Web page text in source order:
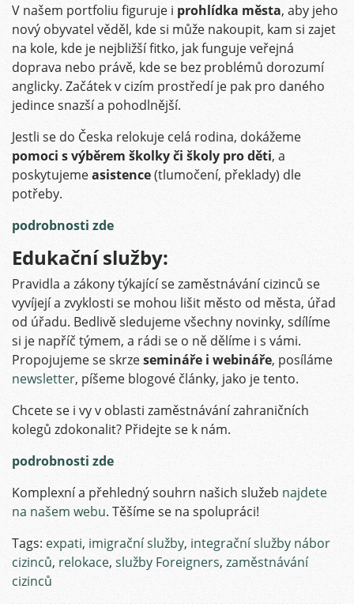
V našem portfoliu figuruje i prohlídka města, aby jeho
nový obyvatel věděl, kde si může nakoupit, kam si zajet
na kole, kde je nejbližší fitko, jak funguje veřejná
doprava nebo právě, kde se bez problémů dorozumí
anglicky. Začátek v cizím prostředí je pak pro daného
jedince snazší a pohodlnější.
Jestli se do Česka relokuje celá rodina, dokážeme
pomoci s výběrem školky či školy pro děti, a
poskytujemeasistence(tlumočení, překlady) dle
potřeby.
podrobnosti zde
Edukační služby:
Pravidla a zákony týkající se zaměstnávání cizinců se
vyvíjejí a zvyklosti se mohou lišit město od města, úřad
od úřadu. Bedlivě sledujeme všechny novinky, sdílíme
si je napříč týmem, a rádi se o ně dělíme i s vámi.
Propojujeme se skrzesemináře i webináře, posíláme
newsletter, píšeme blogové články, jako je tento.
Chcete se i vy v oblasti zaměstnávání zahraničních
kolegů zdokonalit? Přidejte se k nám.
podrobnosti zde
Komplexní a přehledný souhrn našich služeb najdete
na našem webu. Těšíme se na spolupráci!
Tags: expati, imigrační služby, integrační služby nábor
cizinců, relokace, služby Foreigners, zaměstnávání
cizinců